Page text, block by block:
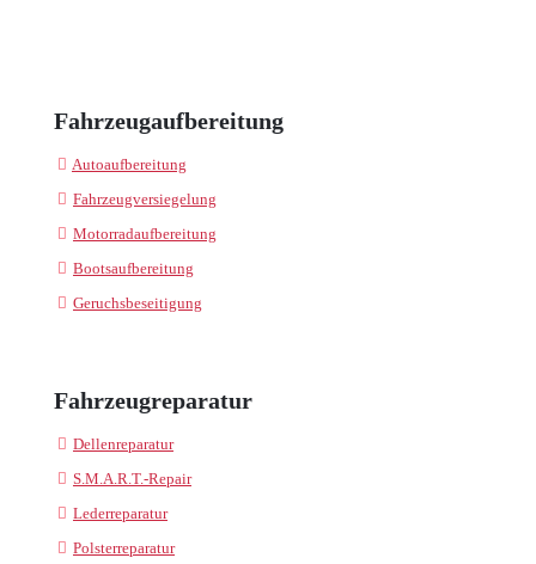
Fahrzeugaufbereitung
Autoaufbereitung
Fahrzeugversiegelung
Motorradaufbereitung
Bootsaufbereitung
Geruchsbeseitigung
Fahrzeugreparatur
Dellenreparatur
S.M.A.R.T.-Repair
Lederreparatur
Polsterreparatur